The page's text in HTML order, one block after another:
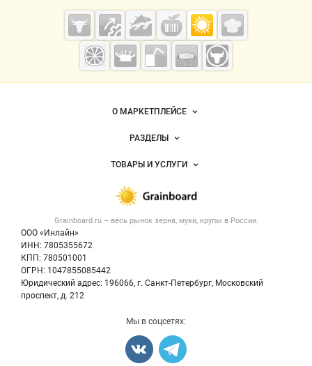
Cсылки на полезные проекты
Grainboard.ru
— зерно и
мука
Важные разделы и контакты
Grainboard.ru – весь рынок зерна, муки, крупы в России.
ООО «Инлайн»
ИНН: 7805355672
КПП: 780501001
ОГРН: 1047855085442
Юридический адрес: 196066, г. Санкт-Петербург, Московский
проспект, д. 212
Навигация по сайтуО МАРКЕТПЛЕЙСЕ
Новости Grainboard.ru
Размещение рекламы
Публичная оферта
Контактная информация
Политика обработки персональных данных
РАЗДЕЛЫ
Объявления
Новости рынка
ТОВАРЫ И УСЛУГИ
Крупы
Мука
Мы в соцсетях: